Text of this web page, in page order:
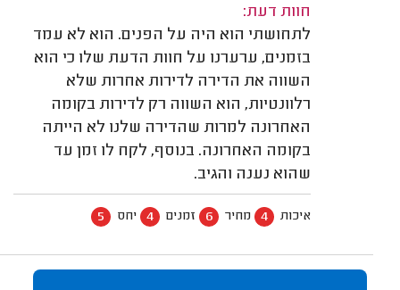
חוות דעת:
לתחושתי הוא היה על הפנים. הוא לא עמד
בזמנים, ערערנו על חוות הדעת שלו כי הוא
השווה את הדירה לדירות אחרות שלא
רלוונטיות, הוא השווה רק לדירות בקומה
האחרונה למרות שהדירה שלנו לא הייתה
בקומה האחרונה. בנוסף, לקח לו זמן עד
שהוא נענה והגיב.
איכות 4 מחיר 6 זמנים 4 יחס 5